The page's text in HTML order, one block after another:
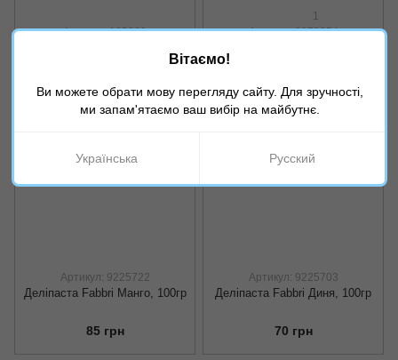
Артикул: 105062
750 грн
1
Артикул: 9972254
115 грн
Артикул: 9225722
Деліпаста Fabbri Манго, 100гр
85 грн
Артикул: 9225703
Деліпаста Fabbri Диня, 100гр
70 грн
Вітаємо!
Ви можете обрати мову перегляду сайту. Для зручності,
ми запам'ятаємо ваш вибір на майбутнє.
Українська Русский